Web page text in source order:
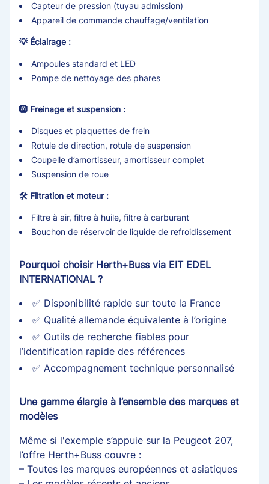
Capteur de pression (tuyau admission)
Appareil de commande chauffage/ventilation
💡 Éclairage :
Ampoules standard et LED
Pompe de nettoyage des phares
🛞 Freinage et suspension :
Disques et plaquettes de frein
Rotule de direction, rotule de suspension
Coupelle d’amortisseur, amortisseur complet
Suspension de roue
🛠️ Filtration et moteur :
Filtre à air, filtre à huile, filtre à carburant
Bouchon de réservoir de liquide de refroidissement
Pourquoi choisir Herth+Buss via EIT EDEL
INTERNATIONAL ?
✅ Disponibilité rapide sur toute la France
✅ Qualité allemande équivalente à l’origine
✅ Outils de recherche fiables pour
l’identification rapide des références
✅ Accompagnement technique personnalisé
Une gamme élargie à l’ensemble des marques et
modèles
Même si l'exemple s’appuie sur la Peugeot 207,
l’offre Herth+Buss couvre :
– Toutes les marques européennes et asiatiques